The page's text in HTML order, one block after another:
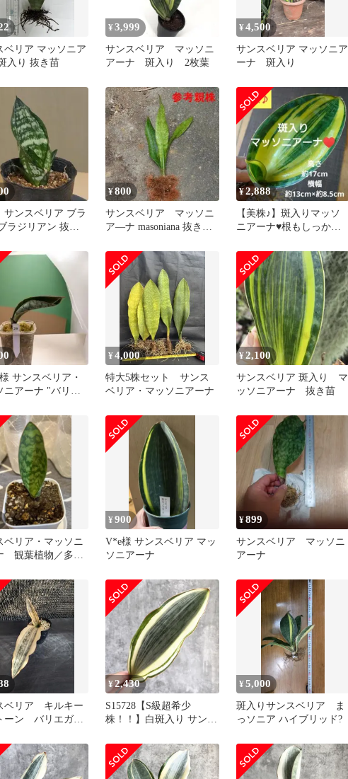
ベリア マッソニア
入り 抜き苗
¥ 3,999
サンスベリア マッソニ
アーナ 斑入り 2枚葉
¥4,500
サンスベリア マッソニア
ーナ 斑入り
サンスベリア ブラ
ラジリアン 抜き
¥800
サンスベリア マッソニ
ア―ナ masoniana 抜き苗
¥2,888
【美株♪】斑入りマッソ
ニアーナ♥️根もしっか
サンスベリア・
ニアーナ "バリエ
¥4,000
特大5株セット サンス
ベリア・マッソニアーナ
¥2,100
サンスベリア 斑入り マ
ッソニアーナ 抜き苗
ベリア・マッソニ
観葉植物／多肉
¥900
V*e様 サンスベリア マッ
ソニアーナ
¥899
サンスベリア マッソニ
アーナ
ベリア キルキー
ーン バリエガー
¥2,430
S15728【S級超希少
株！！】白斑入り サンス
ホワイト ヴァエリガータ
斑入り ( ユーフォルビア
サンセベリア )
¥5,000
斑入りサンスベリア ま
っソニア ハイブリッド?